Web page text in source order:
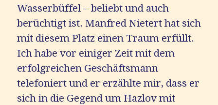
Wasserbüffel – beliebt und auch
berüchtigt ist. Manfred Nietert hat sich
mit diesem Platz einen Traum erfüllt.
Ich habe vor einiger Zeit mit dem
erfolgreichen Geschäftsmann
telefoniert und er erzählte mir, dass er
sich in die Gegend um Hazlov mit